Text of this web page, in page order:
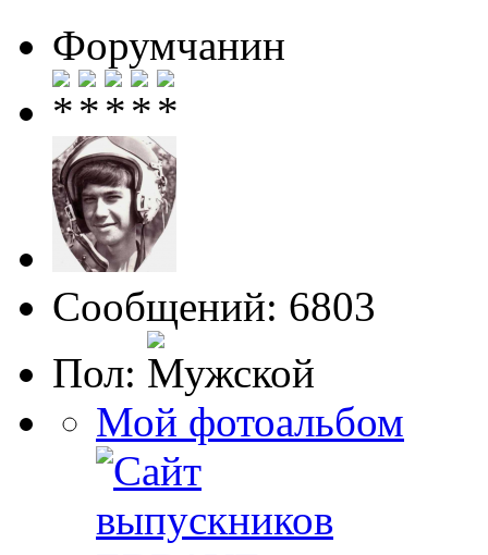
Форумчанин
Сообщений: 6803
Пол:
Мой фотоальбом